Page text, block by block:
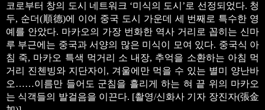
코로부터 창의 도시 네트워크 ‘미식의 도시’로 선정되었다. 청
두, 순더(順德)에 이어 중국 도시 가운데 세 번째로 특수한 영
예를 안았다. 마카오의 가장 번화한 역사 거리로 꼽히는 신마
루 부근에는 중국과 서양의 많은 미식이 모여 있다. 중국식 아
침 죽, 마카오 특색 먹거리 소 내장, 추억을 소환하는 아침 먹
거리 진첸빙와 지단자이, 겨울에만 먹을 수 있는 별미 양난바
오……이름만 들어도 군침을 흘리게 하는 혀 끝 위의 마카오
는 식객들의 발걸음을 이끈다. [촬영/신화사 기자 장진자(張金